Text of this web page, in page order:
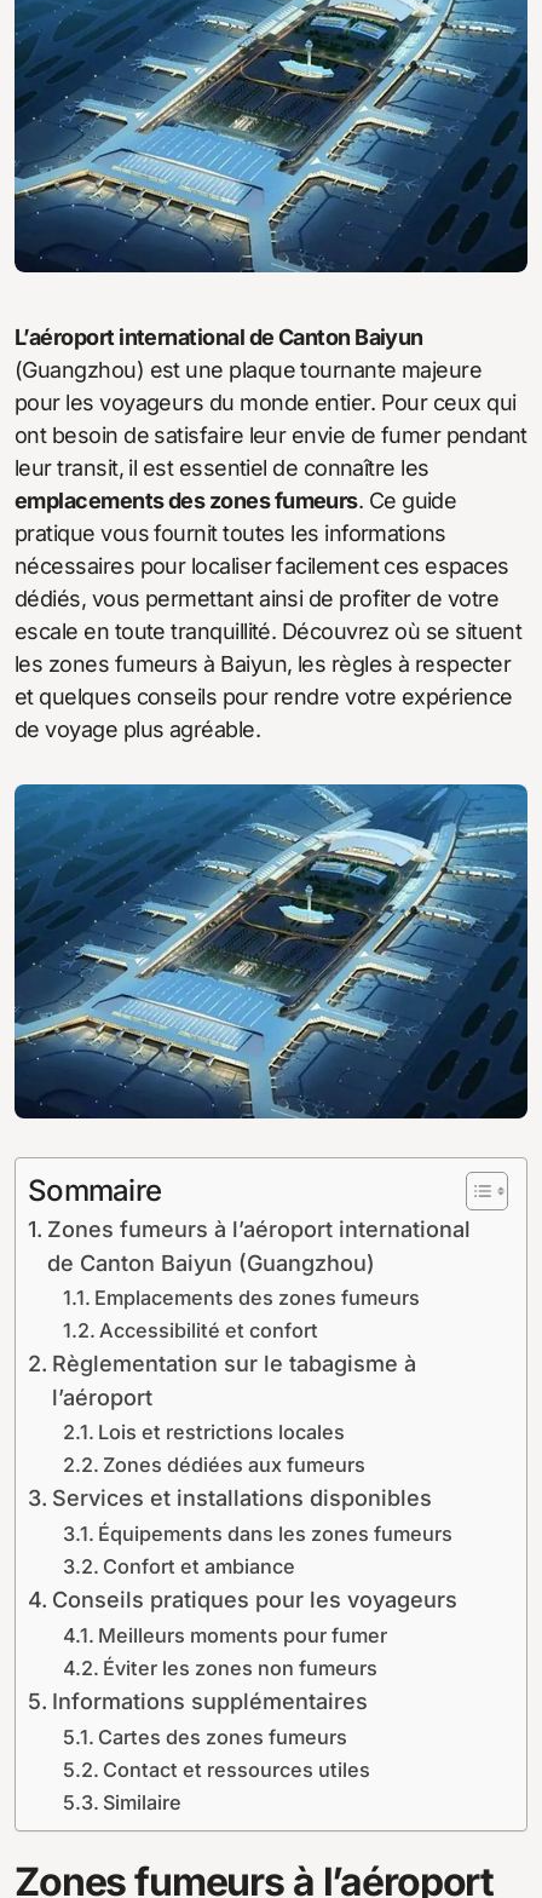
L’aéroport international de Canton Baiyun
(Guangzhou) est une plaque tournante majeure
pour les voyageurs du monde entier. Pour ceux qui
ont besoin de satisfaire leur envie de fumer pendant
leur transit, il est essentiel de connaître les
emplacements des zones fumeurs. Ce guide
pratique vous fournit toutes les informations
nécessaires pour localiser facilement ces espaces
dédiés, vous permettant ainsi de profiter de votre
escale en toute tranquillité. Découvrez où se situent
les zones fumeurs à Baiyun, les règles à respecter
et quelques conseils pour rendre votre expérience
de voyage plus agréable.
Sommaire
Zones fumeurs à l’aéroport international
de Canton Baiyun (Guangzhou)
Emplacements des zones fumeurs
Accessibilité et confort
Règlementation sur le tabagisme à
l’aéroport
Lois et restrictions locales
Zones dédiées aux fumeurs
Services et installations disponibles
Équipements dans les zones fumeurs
Confort et ambiance
Conseils pratiques pour les voyageurs
Meilleurs moments pour fumer
Éviter les zones non fumeurs
Informations supplémentaires
Cartes des zones fumeurs
Contact et ressources utiles
Similaire
Zones fumeurs à l’aéroport